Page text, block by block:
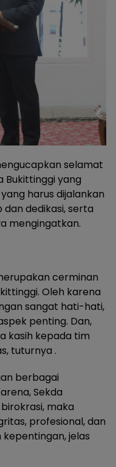
selamat
Bukittinggi yang
harus dijalankan
dedikasi, serta
mengingatkan.
cerminan
Oleh karena
sangat hati-hati,
penting. Dan,
kasih kepada tim
tuturnya .
berbagai
Sekda
maka
profesional, dan
jelas